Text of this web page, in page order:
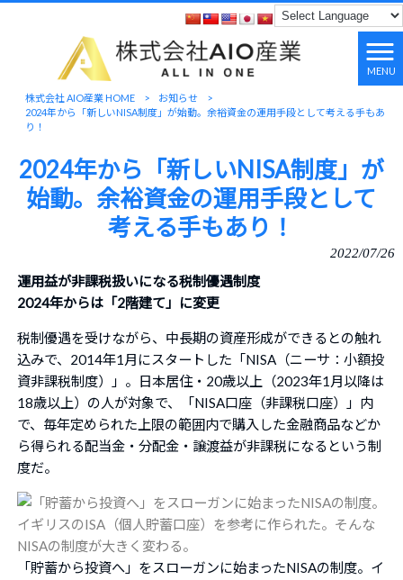
MENU
株式会社 AIO産業 HOME > お知らせ
>
2024年から「新しいNISA制度」が始動。余裕資金の運用手段として考える手もあ
り！
2024年から「新しいNISA制度」が
始動。余裕資金の運用手段として
考える手もあり！
2022/07/26
運用益が非課税扱いになる税制優遇制度
2024年からは「2階建て」に変更
税制優遇を受けながら、中長期の資産形成ができるとの触れ
込みで、2014年1月にスタートした「NISA（ニーサ：小額投
資非課税制度）」。日本居住・20歳以上（2023年1月以降は
18歳以上）の人が対象で、「NISA口座（非課税口座）」内
で、毎年定められた上限の範囲内で購入した金融商品などか
ら得られる配当金・分配金・譲渡益が非課税になるという制
度だ。
「貯蓄から投資へ」をスローガンに始まったNISAの制度。イ